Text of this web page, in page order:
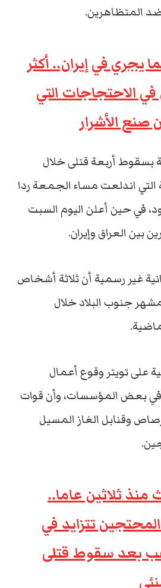
المتظاهرين.
يجري في إيران.. أكثر
قتيل في الاحتجاجات التي
صنع الأشرار
بسقوط أربعة قتلى خلال
التي اندلعت مساء الجمعة ردا
في حين أعلن اليوم السبت
بين العراق وإيران.
غير رسمية أن ثلاثة أشخاص
جنوب البلاد خلال
على تويتر وقوع أعمال
في بعض المؤسسات، وأن قوات
وقنابل الغاز المسيل
ثلاثين عاما..
تتزايد في
بعد سقوط قتلى